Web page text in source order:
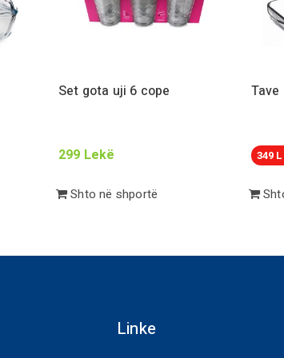
Set gota uji 6 cope
299 Lekë
Shto në shportë
349
Linke